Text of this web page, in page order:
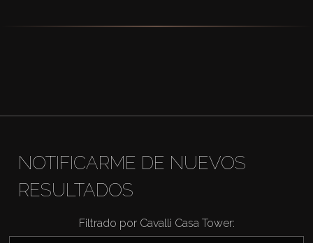
NOTIFICARME DE NUEVOS
RESULTADOS
Filtrado por Cavalli Casa Tower: